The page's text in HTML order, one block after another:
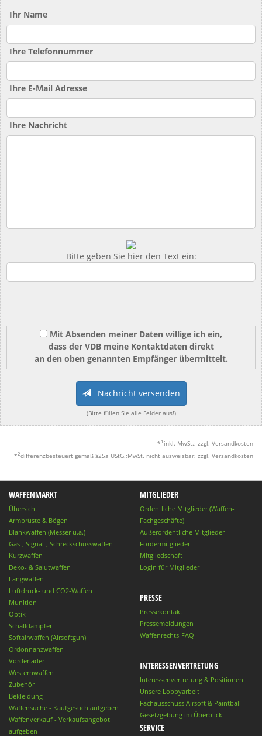
Ihr Name
Ihre Telefonnummer
Ihre E-Mail Adresse
Ihre Nachricht
Bitte geben Sie hier den Text ein:
Mit Absenden meiner Daten willige ich ein,
dass der VDB meine Kontaktdaten direkt
an den oben genannten Empfänger übermittelt.
Nachricht versenden
(Bitte füllen Sie alle Felder aus!)
* 1 inkl. MwSt.; zzgl. Versandkosten
*2differenzbesteuert gemäß §25a UStG.;MwSt. nicht ausweisbar; zzgl. Versandkosten
WAFFENMARKT
Übersicht
Armbrüste & Bögen
Blankwaffen (Messer u.ä.)
Gas-, Signal-, Schreckschusswaffen
Kurzwaffen
Deko- & Salutwaffen
Langwaffen
Luftdruck- und CO2-Waffen
Munition
Optik
Schalldämpfer
Softairwaffen (Airsoftgun)
Ordonnanzwaffen
Vorderlader
Westernwaffen
Zubehör
Bekleidung
Waffensuche - Kaufgesuch aufgeben
Waffenverkauf - Verkaufsangebot
aufgeben
MITGLIEDER
Ordentliche Mitglieder (Waffen-
Fachgeschäfte)
Außerordentliche Mitglieder
Fördermitglieder
Mitgliedschaft
Login für Mitglieder
PRESSE
Pressekontakt
Pressemeldungen
Waffenrechts-FAQ
INTERESSENVERTRETUNG
Interessenvertretung & Positionen
Unsere Lobbyarbeit
Fachausschuss Airsoft & Paintball
Gesetzgebung im Überblick
SERVICE